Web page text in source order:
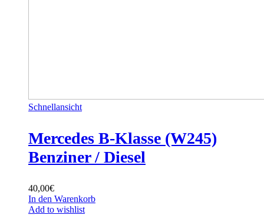
Schnellansicht
Mercedes B-Klasse (W245)
Benziner / Diesel
40,00€
In den Warenkorb
Add to wishlist